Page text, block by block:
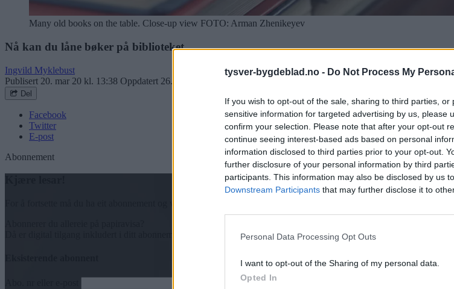
tysver-bygdeblad.no - Do Not Process My
If you wish to opt-out of the sale, sharing to third parties,
sensitive information for targeted advertising by us, please
confirm your selection. Please note that after your opt-out
continue seeing interest-based ads based on personal
information disclosed to third parties prior to your opt-out.
further disclosure of your personal information by third
participants. This information may also be disclosed by us
Downstream Participants that may further disclose it to
Personal Data Processing Opt Outs
I want to opt-out of the Sharing of my personal data.
Opted In
Many old books on the table. Close-up view FOTO: Arman Zhenikeyev
Nå kan du låne bøker på biblioteket
Ingvild Myklebust
Publisert 20. mar 20 kl. 13:38 Oppdatert 26. mar 20 kl. 18:18
Del
Facebook
Twitter
E-post
Abonnement